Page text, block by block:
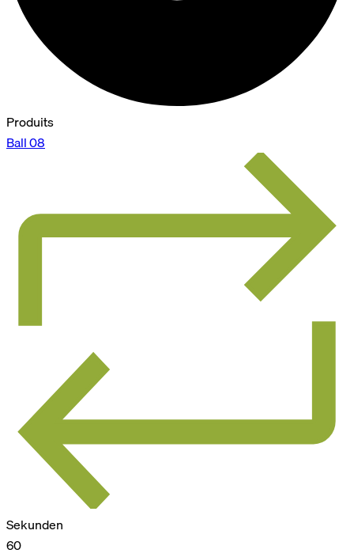
Produits
Ball 08
Sekunden
60